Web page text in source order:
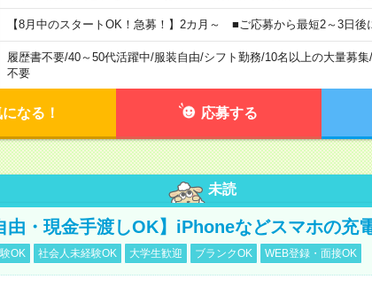
【8月中のスタートOK！急募！】2カ月～ ■ご応募から最短2～3日後
履歴書不要/40～50代活躍中/服装自由/シフト勤務/10名以上の大量募集/
不要
なる！ 応募する
未読
由・現金手渡しOK】iPhoneなどスマホの充
OK 社会人未経験OK 大学生歓迎 ブランクOK WEB登録・面接OK